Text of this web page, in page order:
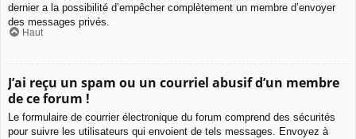
dernier a la possibilité d’empêcher complètement un membre d’envoyer
des messages privés.
Haut
J’ai reçu un spam ou un courriel abusif d’un membre
de ce forum !
Le formulaire de courrier électronique du forum comprend des sécurités
pour suivre les utilisateurs qui envoient de tels messages. Envoyez à